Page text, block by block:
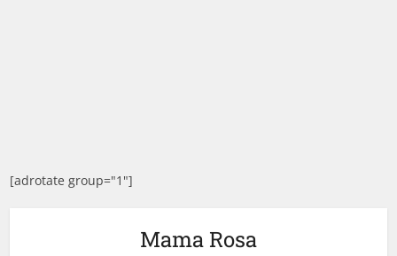
[adrotate group="1"]
Mama Rosa